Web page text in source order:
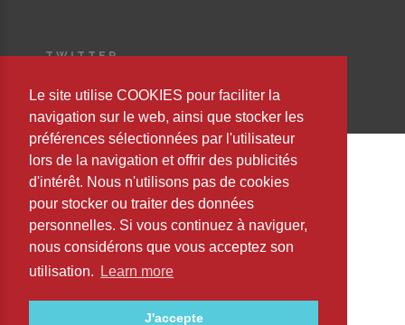
Le site utilise COOKIES pour faciliter la
navigation sur le web, ainsi que stocker les
préférences sélectionnées par l'utilisateur
lors de la navigation et offrir des publicités
d'intérêt. Nous n'utilisons pas de cookies
pour stocker ou traiter des données
personnelles. Si vous continuez à naviguer,
nous considérons que vous acceptez son
utilisation.
Learn more
J'accepte
TWITTER
Copyright © 2023 Editorial Safeliz, S.L. All Rights Reserved